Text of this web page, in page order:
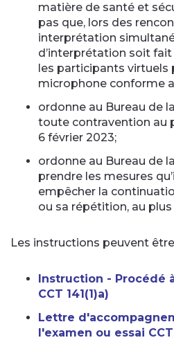
matière de santé et
pas que, lors des
interprétation
d’interprétation soit
les participants virtuels
microphone conforme
ordonne au Bureau de
toute contravention au
6 février 2023;
ordonne au Bureau de
prendre les mesures
empêcher la
ou sa répétition, au
Les instructions peuvent
Instruction - Procédé
CCT 141(1)a)
Lettre
l'examen ou essai CCT